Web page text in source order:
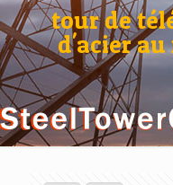
tour de
d'acier